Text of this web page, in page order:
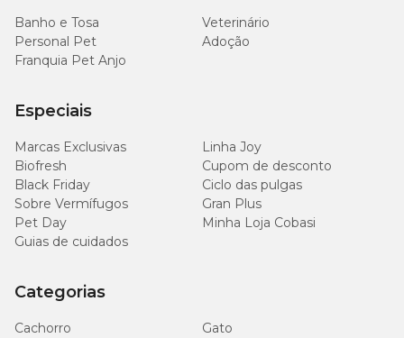
Iodo
Selênio
Ferro 3 mg
Cobre
Manganês
Banho e Tosa
Veterinário
Personal Pet
Adoção
Franquia Pet Anjo
Especiais
Marcas Exclusivas
Linha Joy
Biofresh
Cupom de desconto
Black Friday
Ciclo das pulgas
Sobre Vermífugos
Gran Plus
Pet Day
Minha Loja Cobasi
Guias de cuidados
Categorias
Cachorro
Gato